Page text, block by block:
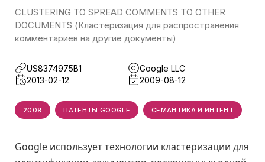
CLUSTERING TO SPREAD COMMENTS TO OTHER
DOCUMENTS (Кластеризация для распространения
комментариев на другие документы)
US8374975B1
Google LLC
2013-02-12
2009-08-12
2009 ПАТЕНТЫ GOOGLE СЕМАНТИКА И ИНТЕНТ
Google использует технологии кластеризации для